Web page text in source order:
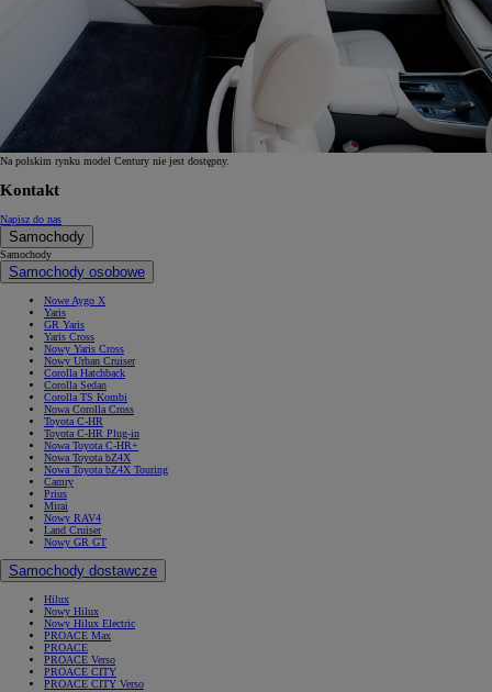
Na polskim rynku model Century nie jest dostępny.
Kontakt
Napisz do nas
Samochody
Samochody
Samochody osobowe
Nowe Aygo X
Yaris
GR Yaris
Yaris Cross
Nowy Yaris Cross
Nowy Urban Cruiser
Corolla Hatchback
Corolla Sedan
Corolla TS Kombi
Nowa Corolla Cross
Toyota C-HR
Toyota C-HR Plug-in
Nowa Toyota C-HR+
Nowa Toyota bZ4X
Nowa Toyota bZ4X Touring
Camry
Prius
Mirai
Nowy RAV4
Land Cruiser
Nowy GR GT
Samochody dostawcze
Hilux
Nowy Hilux
Nowy Hilux Electric
PROACE Max
PROACE
PROACE Verso
PROACE CITY
PROACE CITY Verso